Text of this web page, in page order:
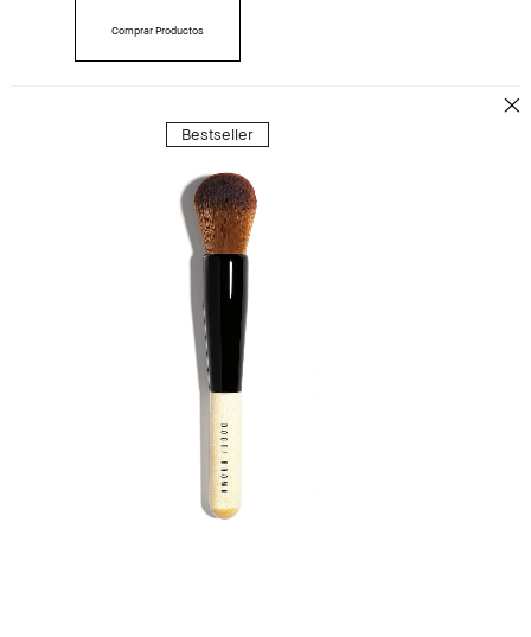
Comprar Productos
Bestseller